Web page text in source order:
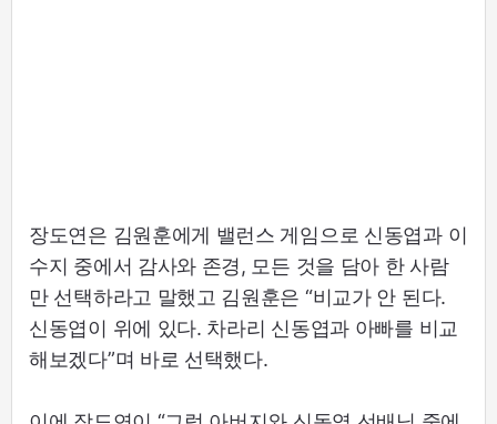
장도연은 김원훈에게 밸런스 게임으로 신동엽과 이
수지 중에서 감사와 존경, 모든 것을 담아 한 사람
만 선택하라고 말했고 김원훈은 “비교가 안 된다.
신동엽이 위에 있다. 차라리 신동엽과 아빠를 비교
해보겠다”며 바로 선택했다.